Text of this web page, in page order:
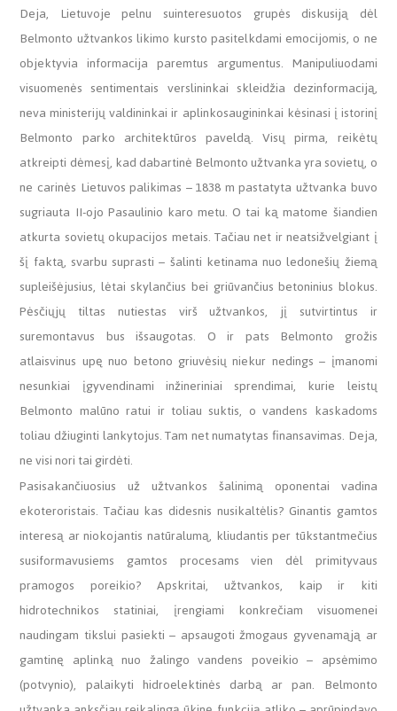
Deja, Lietuvoje pelnu suinteresuotos grupės diskusiją dėl
Belmonto užtvankos likimo kursto pasitelkdami emocijomis, o ne
objektyvia informacija paremtus argumentus. Manipuliuodami
visuomenės sentimentais verslininkai skleidžia dezinformaciją,
neva ministerijų valdininkai ir aplinkosaugininkai kėsinasi į istorinį
Belmonto parko architektūros paveldą. Visų pirma, reikėtų
atkreipti dėmesį, kad dabartinė Belmonto užtvanka yra sovietų, o
ne carinės Lietuvos palikimas – 1838 m pastatyta užtvanka buvo
sugriauta II-ojo Pasaulinio karo metu. O tai ką matome šiandien
atkurta sovietų okupacijos metais. Tačiau net ir neatsižvelgiant į
šį faktą, svarbu suprasti – šalinti ketinama nuo ledonešių žiemą
supleišėjusius, lėtai skylančius bei griūvančius betoninius blokus.
Pėsčiųjų tiltas nutiestas virš užtvankos, jį sutvirtintus ir
suremontavus bus išsaugotas. O ir pats Belmonto grožis
atlaisvinus upę nuo betono griuvėsių niekur nedings – įmanomi
nesunkiai įgyvendinami inžineriniai sprendimai, kurie leistų
Belmonto malūno ratui ir toliau suktis, o vandens kaskadoms
toliau džiuginti lankytojus. Tam net numatytas finansavimas. Deja,
ne visi nori tai girdėti.
Pasisakančiuosius už užtvankos šalinimą oponentai vadina
ekoteroristais. Tačiau kas didesnis nusikaltėlis? Ginantis gamtos
interesą ar niokojantis natūralumą, kliudantis per tūkstantmečius
susiformavusiems gamtos procesams vien dėl primityvaus
pramogos poreikio? Apskritai, užtvankos, kaip ir kiti
hidrotechnikos statiniai, įrengiami konkrečiam visuomenei
naudingam tikslui pasiekti – apsaugoti žmogaus gyvenamąją ar
gamtinę aplinką nuo žalingo vandens poveikio – apsėmimo
(potvynio), palaikyti hidroelektinės darbą ar pan. Belmonto